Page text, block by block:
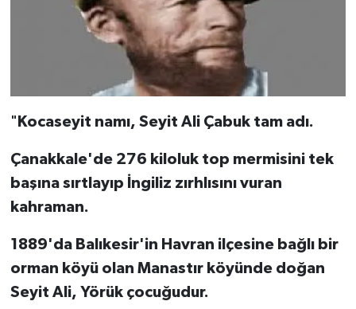
" Kocaseyit namı, Seyit Ali Çabuk tam adı.
Çanakkale'de 276 kiloluk top mermisini tek
başına sırtlayıp İngiliz zırhlısını vuran
kahraman.
1889'da Balıkesir'in Havran ilçesine bağlı bir
orman köyü olan Manastır köyünde doğan
Seyit Ali, Yörük çocuğudur.